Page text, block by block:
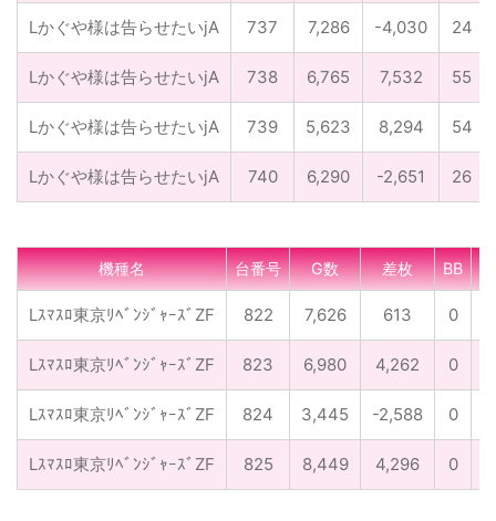
Lかぐや様は告らせたいjA 737 7,286 -4,030 24
Lかぐや様は告らせたいjA 738 6,765 7,532 55
Lかぐや様は告らせたいjA 739 5,623 8,294 54
Lかぐや様は告らせたいjA 740 6,290 -2,651 26
機種名 台番号 G数 差枚 BB
Lｽﾏｽﾛ東京ﾘﾍﾞﾝｼﾞｬｰｽﾞZF 822 7,626 613 0
Lｽﾏｽﾛ東京ﾘﾍﾞﾝｼﾞｬｰｽﾞZF 823 6,980 4,262 0
Lｽﾏｽﾛ東京ﾘﾍﾞﾝｼﾞｬｰｽﾞZF 824 3,445 -2,588 0
Lｽﾏｽﾛ東京ﾘﾍﾞﾝｼﾞｬｰｽﾞZF 825 8,449 4,296 0